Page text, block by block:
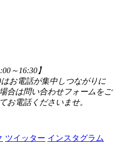
～16:30】
お電話が集中しつながりに
合は問い合わせフォームをご
お電話くださいませ。
ツイッター インスタグラム